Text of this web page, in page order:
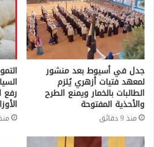
جدل في أسيوط بعد منشور
لمعهد فتيات أزهري يُلزم
الطالبات بالخمار ويمنع الطرح
والأحذية المفتوحة
منذ 9 دقائق
رفع
منذ 28